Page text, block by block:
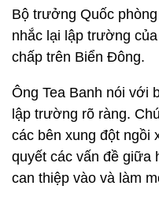
Bộ trưởng Quốc
nhắc lại lập trường
chấp trên Biển Đông.
Ông Tea Banh nói với
lập trường rõ ràng.
các bên xung đột ngồi
quyết các vấn đề giữa
can thiệp vào và làm